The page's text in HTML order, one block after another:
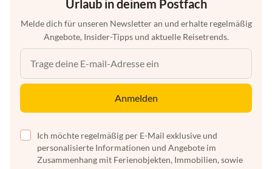
Urlaub in deinem Postfach
Melde dich für unseren Newsletter an und erhalte regelmäßig
Angebote, Insider-Tipps und aktuelle Reisetrends.
Anmelden
Ich möchte regelmäßig per E-Mail exklusive und
personalisierte Informationen und Angebote im
Zusammenhang mit Ferienobjekten, Immobilien, sowie